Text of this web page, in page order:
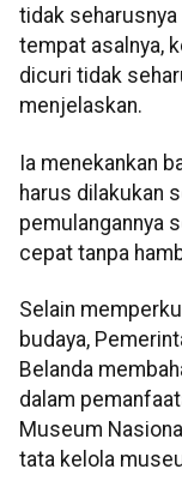
tidak
tempat asalnya,
dicuri tidak
menjelaskan.
Ia menekankan
harus dilakukan
pemulangannya
cepat tanpa
Selain
budaya,
Belanda
dalam
Museum
tata kelola